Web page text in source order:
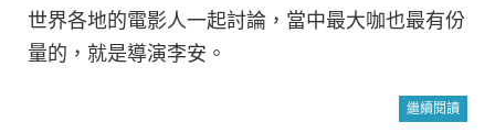
世界各地的電影人一起討論，當中最大咖也最有份
量的，就是導演李安。
繼續閱讀